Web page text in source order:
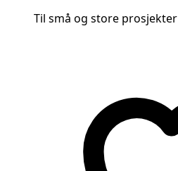
Til små og store prosjekter